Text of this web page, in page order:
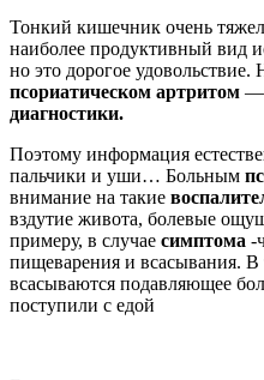
Тонкий кишечник очень
наиболее продуктивный вид
но это дорогое удовольствие.
псориатическом артритом —
диагностики.
Поэтому информация
пальчики и уши… Больным
внимание на такие
вздутие живота, болевые
примеру, в случае симптома -
пищеварения и всасывания.
всасываются подавляющее
поступили с едой